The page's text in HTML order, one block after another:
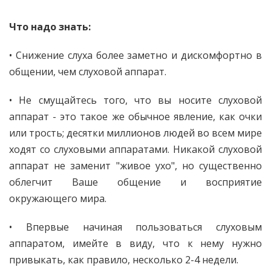
Что надо знать:
• Снижение слуха более заметно и дискомфортно в
общении, чем слуховой аппарат.
• Не смущайтесь того, что вы носите слуховой
аппарат - это такое же обычное явление, как очки
или трость; десятки миллионов людей во всем мире
ходят со слуховыми аппаратами. Никакой слуховой
аппарат не заменит "живое ухо", но существенно
облегчит Ваше общение и восприятие
окружающего мира.
• Впервые начиная пользоваться слуховым
аппаратом, имейте в виду, что к нему нужно
привыкать, как правило, несколько 2-4 недели.